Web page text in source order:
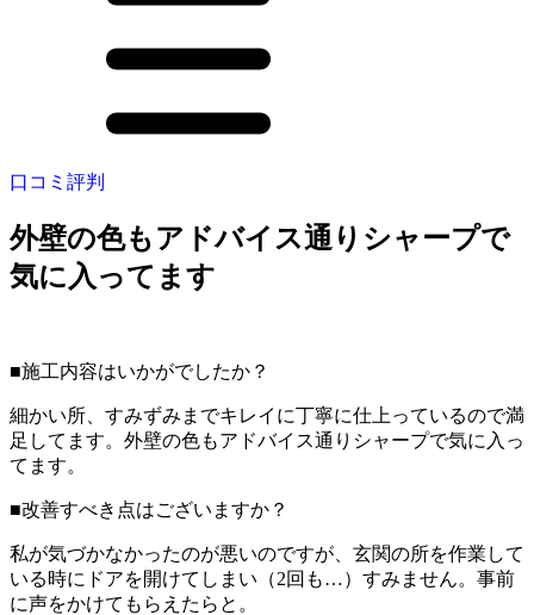
口コミ評判
外壁の色もアドバイス通りシャープで
気に入ってます
■施工内容はいかがでしたか？
細かい所、すみずみまでキレイに丁寧に仕上っているので満
足してます。外壁の色もアドバイス通りシャープで気に入っ
てます。
■改善すべき点はございますか？
私が気づかなかったのが悪いのですが、玄関の所を作業して
いる時にドアを開けてしまい（2回も…）すみません。事前
に声をかけてもらえたらと。